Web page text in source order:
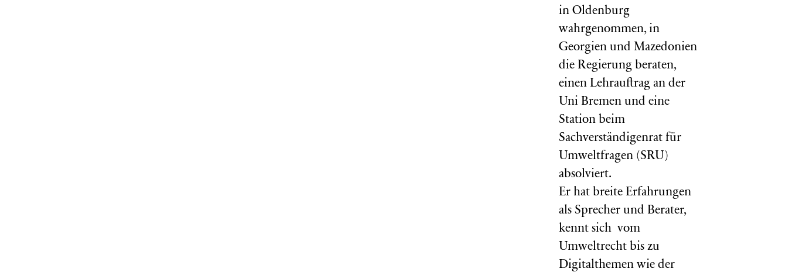
in Oldenburg
wahrgenommen, in
Georgien und Mazedonien
die Regierung beraten,
einen Lehrauftrag an der
Uni Bremen und eine
Station beim
Sachverständigenrat für
Umweltfragen (SRU )
absolviert.
Er hat breite Erfahrungen
als Sprecher und Berater,
kennt sich vom
Umweltrecht bis zu
Digitalthemen wie der